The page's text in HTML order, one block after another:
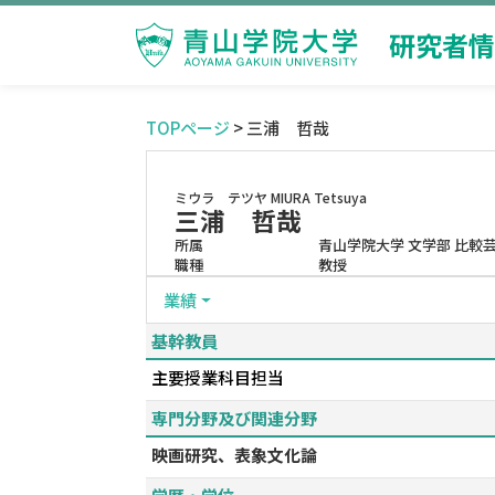
研究者
TOPページ > 三浦 哲哉
ミウラ テツヤ MIURA Tetsuya
三浦 哲哉
所属
青山学院大学 文学部 比較
職種
教授
業績
基幹教員
主要授業科目担当
専門分野及び関連分野
映画研究、表象文化論